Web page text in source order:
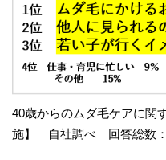
40歳からのムダ毛ケアに関
施】 自社調べ 回答総数：